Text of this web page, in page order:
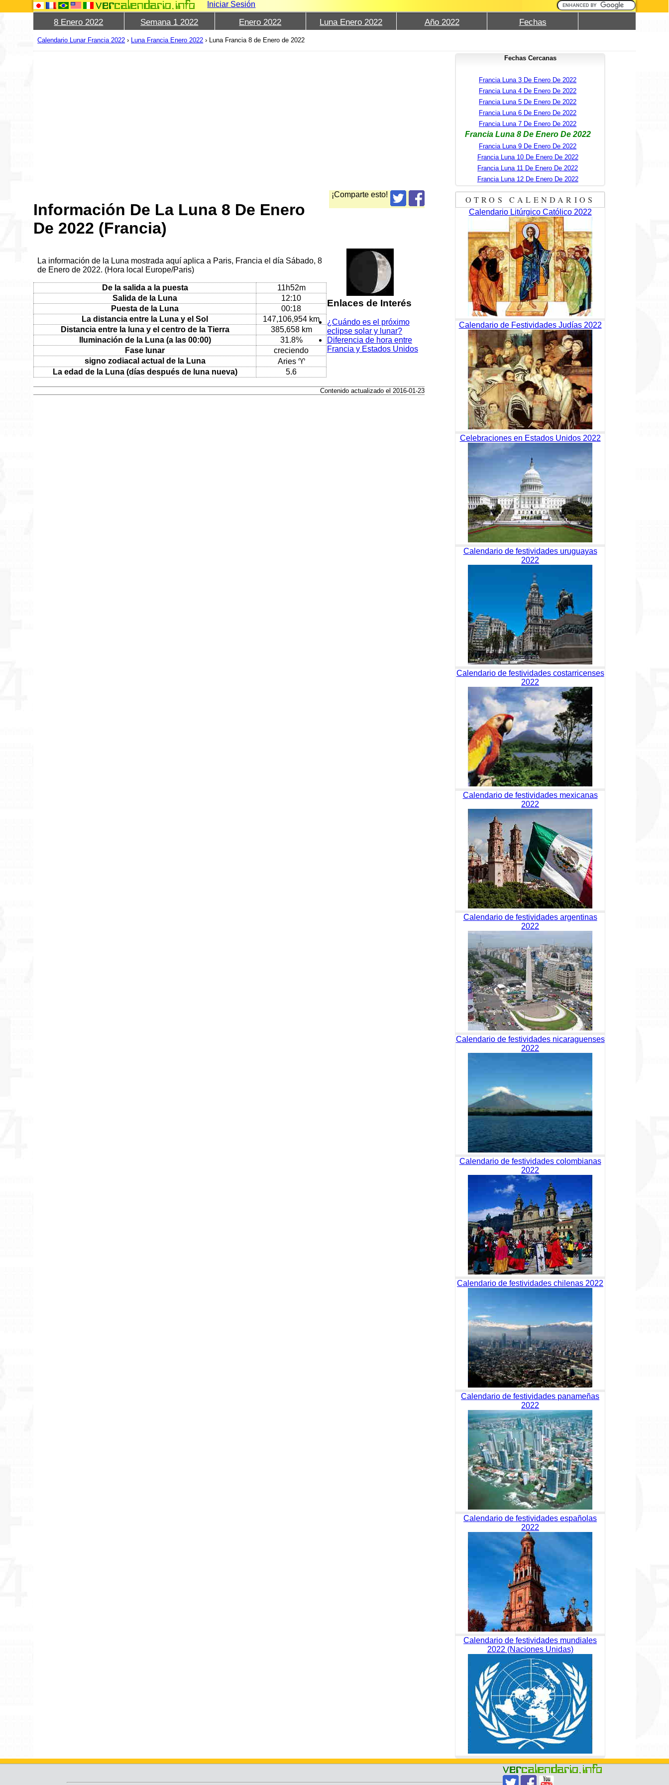
Iniciar Sesión
8 Enero 2022 Semana 1 2022 Enero 2022 Luna Enero 2022 Año 2022 Fechas
Calendario Lunar Francia 2022 › Luna Francia Enero 2022 › Luna Francia 8 de Enero de 2022
¡Comparte esto!
Información De La Luna 8 De Enero
De 2022 (Francia)
La información de la Luna mostrada aquí aplica a Paris, Francia el día Sábado, 8
de Enero de 2022. (Hora local Europe/Paris)
De la salida a la puesta
11h52m
Salida de la Luna
12:10
Puesta de la Luna
00:18
La distancia entre la Luna y el Sol
147,106,954 km
Distancia entre la luna y el centro de la Tierra
385,658 km
Iluminación de la Luna (a las 00:00)
31.8%
Fase lunar
creciendo
signo zodiacal actual de la Luna
Aries ♈
La edad de la Luna (días después de luna nueva)
5.6
Enlaces de Interés
¿Cuándo es el próximo
eclipse solar y lunar?
Diferencia de hora entre
Francia y Estados Unidos
Contenido actualizado el 2016-01-23
Fechas Cercanas
Francia Luna 3 De Enero De 2022
Francia Luna 4 De Enero De 2022
Francia Luna 5 De Enero De 2022
Francia Luna 6 De Enero De 2022
Francia Luna 7 De Enero De 2022
Francia Luna 8 De Enero De 2022
Francia Luna 9 De Enero De 2022
Francia Luna 10 De Enero De 2022
Francia Luna 11 De Enero De 2022
Francia Luna 12 De Enero De 2022
OTROS CALENDARIOS
Calendario Litúrgico Católico 2022
Calendario de Festividades Judías 2022
Celebraciones en Estados Unidos 2022
Calendario de festividades uruguayas
2022
Calendario de festividades costarricenses
2022
Calendario de festividades mexicanas
2022
Calendario de festividades argentinas
2022
Calendario de festividades nicaraguenses
2022
Calendario de festividades colombianas
2022
Calendario de festividades chilenas 2022
Calendario de festividades panameñas
2022
Calendario de festividades españolas
2022
Calendario de festividades mundiales
2022 (Naciones Unidas)